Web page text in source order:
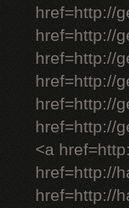
href=http://
href=http://
href=http://
href=http://
href=http://
href=http://
<a
href=http://
href=http://